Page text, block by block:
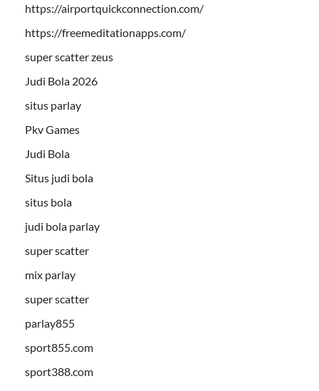
https://airportquickconnection.com/
https://freemeditationapps.com/
super scatter zeus
Judi Bola 2026
situs parlay
Pkv Games
Judi Bola
Situs judi bola
situs bola
judi bola parlay
super scatter
mix parlay
super scatter
parlay855
sport855.com
sport388.com